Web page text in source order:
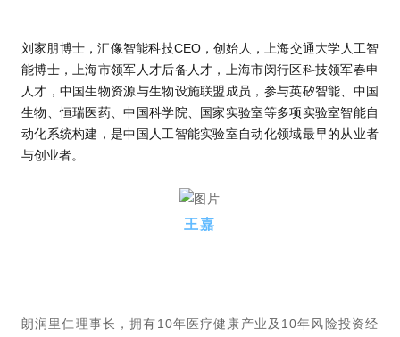
刘家朋博士，汇像智能科技CEO，创始人，上海交通大学人工智
能博士，上海市领军人才后备人才，上海市闵行区科技领军春申
人才，中国生物资源与生物设施联盟成员，参与英矽智能、中国
生物、恒瑞医药、中国科学院、国家实验室等多项实验室智能自
动化系统构建，是中国人工智能实验室自动化领域最早的从业者
与创业者。
王嘉
朗润里仁理事长，拥有10年医疗健康产业及 10年风险投资经